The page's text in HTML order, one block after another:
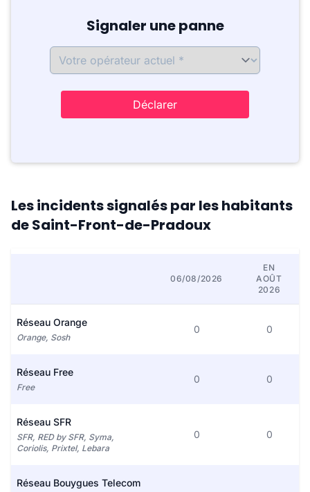
Signaler une panne
Déclarer
Les incidents signalés par les habitants
de Saint-Front-de-Pradoux
06/08/2026
EN
AOÛT
2026
Réseau Orange
Orange, Sosh
0 0
Réseau Free
Free
0 0
Réseau SFR
SFR, RED by SFR, Syma,
Coriolis, Prixtel, Lebara
0 0
Réseau Bouygues Telecom